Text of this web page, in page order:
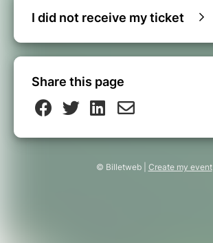
I did not receive my ticket
Share this page
© Billetweb | Create my event